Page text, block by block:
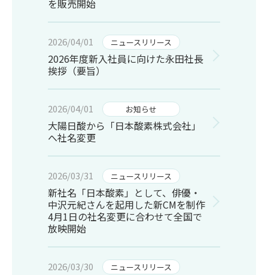
を販売開始
2026/04/01 ニュースリリース
2026年度新入社員に向けた永田社長
挨拶（要旨）
2026/04/01 お知らせ
大陽日酸から「日本酸素株式会社」
へ社名変更
2026/03/31 ニュースリリース
新社名「日本酸素」として、俳優・
中沢元紀さんを起用した新CMを制作
4月1日の社名変更に合わせて全国で
放映開始
2026/03/30 ニュースリリース